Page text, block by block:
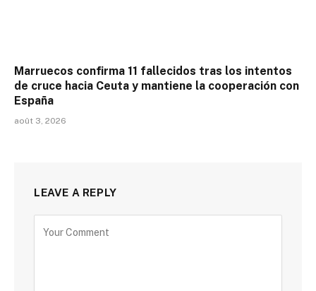
Marruecos confirma 11 fallecidos tras los intentos
de cruce hacia Ceuta y mantiene la cooperación con
España
août 3, 2026
LEAVE A REPLY